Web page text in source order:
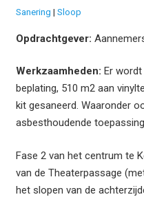
Sanering Sloop
Opdrachtgever:
Werkzaamheden: Er wordt
beplating, 510 m2 aan
kit gesaneerd. Waaronder
asbesthoudende
Fase 2 van het centrum te
van de Theaterpassage
het slopen van de